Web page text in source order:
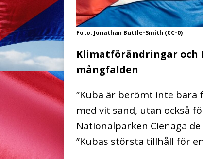
Foto: Jonathan Buttle-Smith (CC-0)
Klimatförändringar och
mångfalden
”Kuba är berömt inte
med vit sand, utan också
Nationalparken Cienaga
”Kubas största tillhåll för